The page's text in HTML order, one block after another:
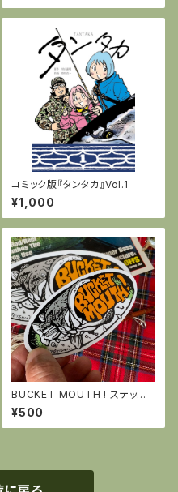
コミック版『タンタカ』Vol.1
¥1,000
BUCKET MOUTH ! ステッカ
ー スモール
¥500